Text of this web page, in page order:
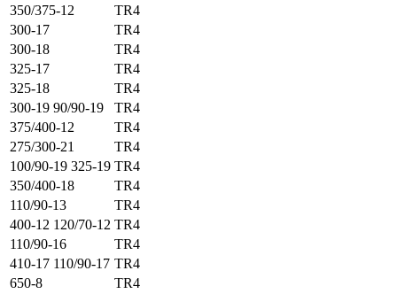
350/375-12
TR4
300-17
TR4
300-18
TR4
325-17
TR4
325-18
TR4
300-19 90/90-19
TR4
375/400-12
TR4
275/300-21
TR4
100/90-19 325-19 TR4
350/400-18
TR4
110/90-13
TR4
400-12 120/70-12 TR4
110/90-16
TR4
410-17 110/90-17 TR4
650-8
TR4